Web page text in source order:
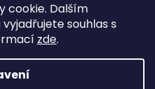
cookie. Dalším
souhlas s
zde.
- již nebudou
Shoptet